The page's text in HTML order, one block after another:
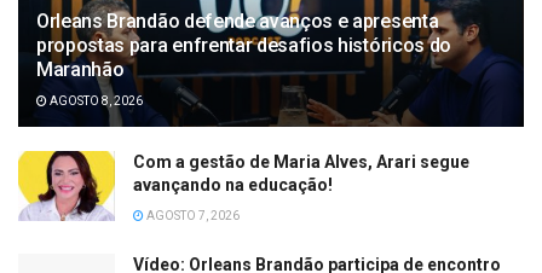
Orleans Brandão defende avanços e apresenta
propostas para enfrentar desafios históricos do
Maranhão
AGOSTO 8, 2026
Com a gestão de Maria Alves, Arari segue
avançando na educação!
AGOSTO 7, 2026
Vídeo: Orleans Brandão participa de encontro